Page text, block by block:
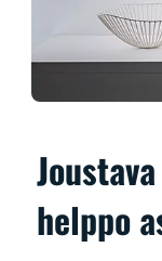
helppo